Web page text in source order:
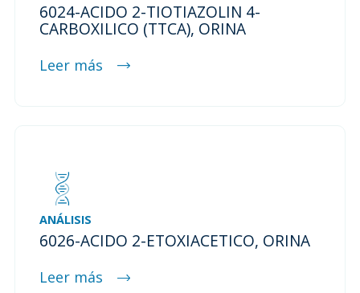
6024-ACIDO 2-TIOTIAZOLIN 4-
CARBOXILICO (TTCA), ORINA
Leer más
ANÁLISIS
6026-ACIDO 2-ETOXIACETICO, ORINA
Leer más